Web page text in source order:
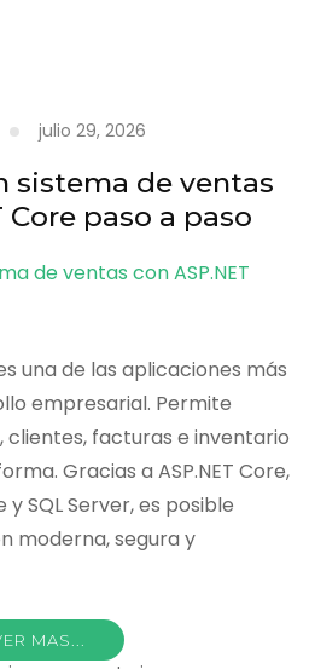
.NET
y
calendario
julio 29, 2026
sistema de ventas
Core paso a paso
una de las aplicaciones más
empresarial. Permite
facturas e inventario
Gracias a ASP.NET Core,
SQL Server, es posible
moderna, segura y
MAS...